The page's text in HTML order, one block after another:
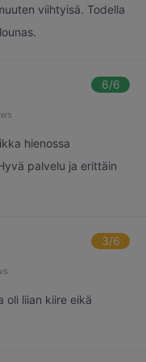
viihtyisä. Todella
6/6
hienossa
palvelu ja erittäin
3/6
oli liian kiire eikä